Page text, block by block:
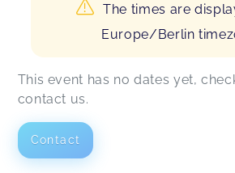
The times are
Europe/Berlin
This event has no dates yet,
contact us.
Contact